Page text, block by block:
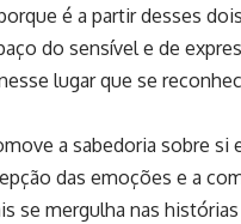
é a partir desses
do sensível e de
lugar que se
a sabedoria sobre
das emoções e a
se mergulha nas